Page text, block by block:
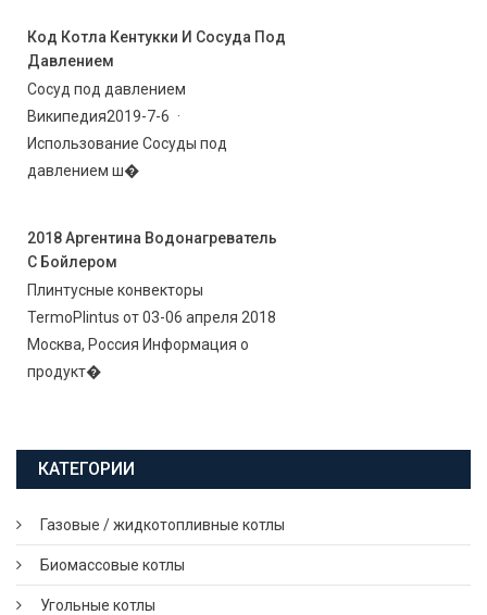
Код Котла Кентукки И Сосуда Под
Давлением
Сосуд под давлением
Википедия2019-7-6 ·
Использование Сосуды под
давлением ш�
2018 Аргентина Водонагреватель
С Бойлером
Плинтусные конвекторы
TermoPlintus от 03-06 апреля 2018
Москва, Россия Информация о
продукт�
КАТЕГОРИИ
Газовые / жидкотопливные котлы
Биомассовые котлы
Угольные котлы